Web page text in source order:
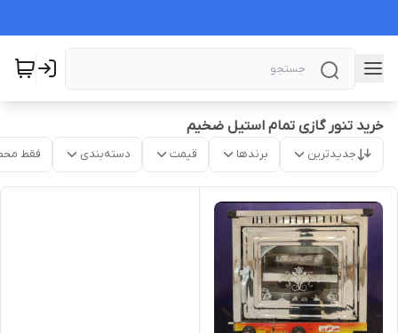
خرید تنور گازی تمام استیل ضخیم
جدیدترین برندها قیمت دسته‌بندی فقط